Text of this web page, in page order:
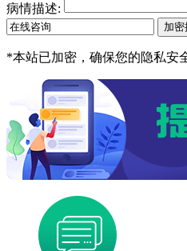
病情描述:
*本站已加密，确保您的隐私安